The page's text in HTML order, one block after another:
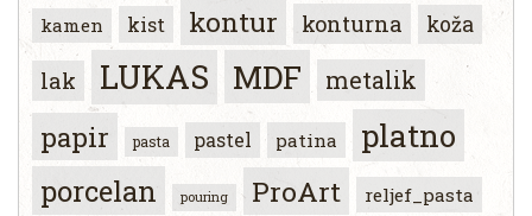
kamen kist kontur konturna koža
lak LUKAS MDF metalik
papir pasta pastel patina platno
porcelan pouring ProArt reljef_pasta